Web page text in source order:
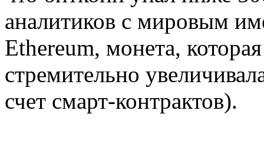
аналитиков с мировым
Ethereum, монета,
стремительно
счет смарт-контрактов).